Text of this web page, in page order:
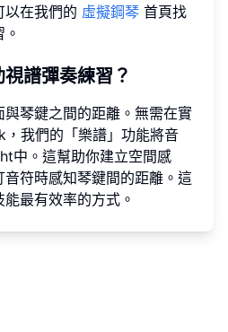
以在我們的 虛擬鋼琴 首頁找
譜彈奏練習？
琴鍵之間的距離。無需在實
我們的「樂譜」功能將音
中。這幫助你建立空間感
符時感知琴鍵間的距離。這
最有效率的方式。